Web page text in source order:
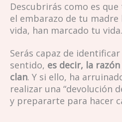
Descubrirás como es
el embarazo de tu madre
vida, han marcado tu vida.
Serás capaz de
sentido, es decir, la
clan. Y si ello, ha
realizar una “devolución
y prepararte para hacer